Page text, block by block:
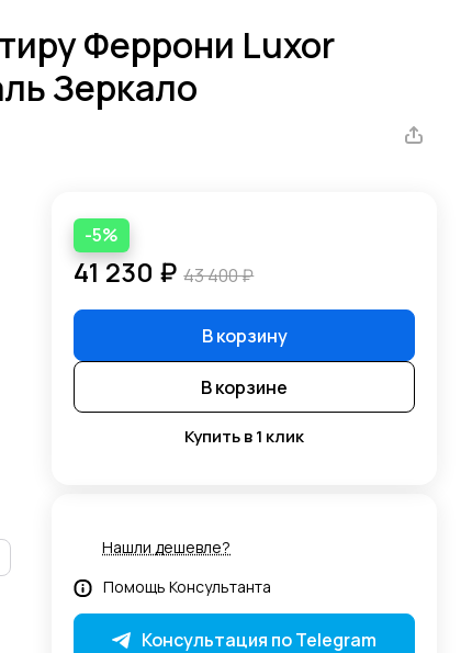
Феррони Luxor
Зеркало
-5%
41 230 ₽ 43 400 ₽
В корзину
В корзине
Купить в 1 клик
Нашли дешевле?
Помощь Консультанта
Консультация по Telegram